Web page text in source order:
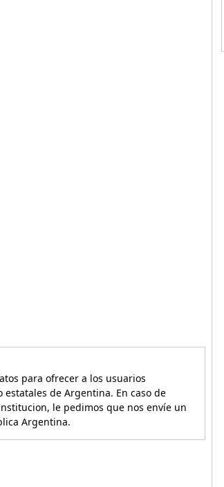
para ofrecer a los usuarios
de Argentina. En caso de
le pedimos que nos envíe un
Argentina.